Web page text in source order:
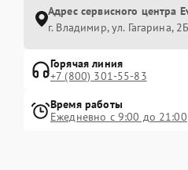
Адрес сервисного центра
г. Владимир, ул. Гагарина, 2Б
Горячая линия
+7 (800) 301-55-83
Время работы
Ежедневно с 9:00 до 21:00